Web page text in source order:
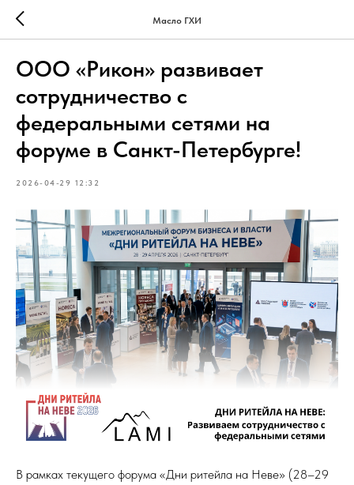
Масло ГХИ
ООО «Рикон» развивает
сотрудничество с
федеральными сетями на
форуме в Санкт-Петербурге!
2026-04-29 12:32
В рамках текущего форума «Дни ритейла на Неве» (28–29